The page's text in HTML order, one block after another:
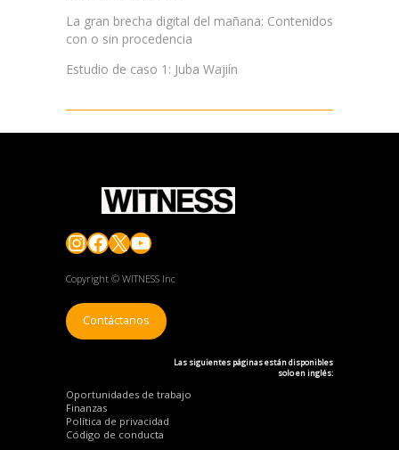
La gran brecha digital del mañana: Contenidos
con o sin procedencia
Estudio de caso 1: Juba Wajiín
Instagram
Facebook
X YouTube
Copyright © WITNESS Inc
Contáctanos
Las siguientes páginas están disponibles
solo en inglés:
Oportunidades de trabajo
Finanzas
Política de privacidad
Código de conducta